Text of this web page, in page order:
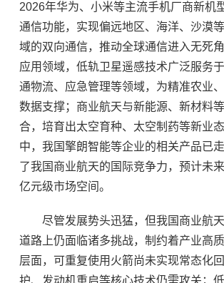
2026年华为、小米等主流手机厂商新机
通信功能，实现偏远地区、海洋、沙漠
域的双向通信，推动全球通信进入无死
应用领域，低轨卫星遥感技术广泛服务
通物流、应急管理等领域，为精准农业
数据支撑；商业航天与新能源、新材料
合，培育出太空育种、太空制药等新业
中，我国擎朗智能等企业的相关产品已
了我国商业航天的国际竞争力，预计未
亿元级市场空间。
尽管发展势头迅猛，但我国商业航天
道路上仍面临诸多挑战，制约着产业高
层面，可重复使用火箭尚未实现常态化
护、发动机重启等核心技术仍需攻关；